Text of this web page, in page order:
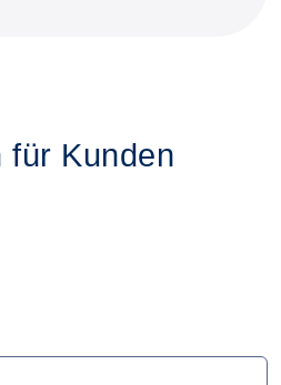
für Kunden